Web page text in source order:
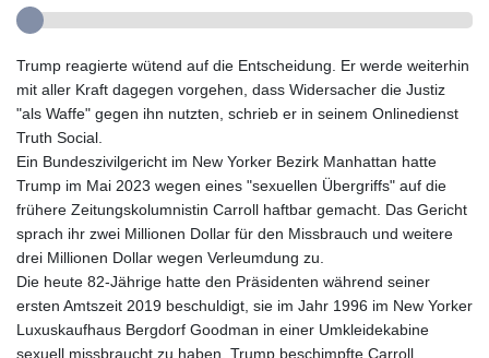
Trump reagierte wütend auf die Entscheidung. Er werde weiterhin
mit aller Kraft dagegen vorgehen, dass Widersacher die Justiz
"als Waffe" gegen ihn nutzten, schrieb er in seinem Onlinedienst
Truth Social.
Ein Bundeszivilgericht im New Yorker Bezirk Manhattan hatte
Trump im Mai 2023 wegen eines "sexuellen Übergriffs" auf die
frühere Zeitungskolumnistin Carroll haftbar gemacht. Das Gericht
sprach ihr zwei Millionen Dollar für den Missbrauch und weitere
drei Millionen Dollar wegen Verleumdung zu.
Die heute 82-Jährige hatte den Präsidenten während seiner
ersten Amtszeit 2019 beschuldigt, sie im Jahr 1996 im New Yorker
Luxuskaufhaus Bergdorf Goodman in einer Umkleidekabine
sexuell missbraucht zu haben. Trump beschimpfte Carroll